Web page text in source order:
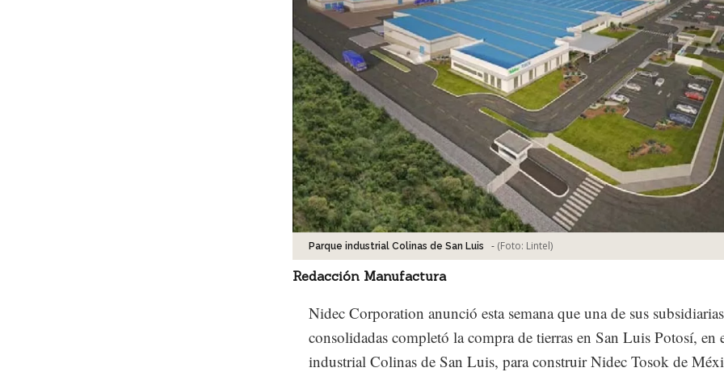
Parque industrial Colinas de San Luis - (Foto: Lintel)
Redacción Manufactura
Nidec Corporation anunció esta semana que una de sus subsidiarias
consolidadas completó la compra de tierras en San Luis Potosí, en
industrial Colinas de San Luis, para construir Nidec Tosok de